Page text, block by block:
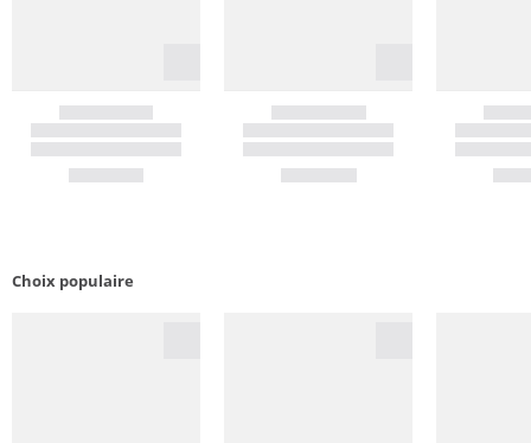
Choix populaire